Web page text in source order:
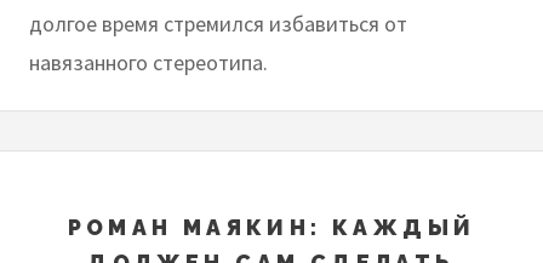
долгое время стремился избавиться от
навязанного стереотипа.
РОМАН МАЯКИН: КАЖДЫЙ